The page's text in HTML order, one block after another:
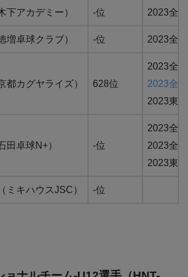
下アカデミー） -位 2023全
増卓球クラブ） -位 2023全
都カグヤライズ） 628位
2023全
2023全
2023東
田卓球N+） -位
2023全
2023全
2023東
ミキハウスJSC） -位